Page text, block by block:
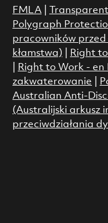
FMLA|
Polygraph
pracowników
kłamstwa)
Right
Right to Work - en
zakwaterowanie
Australian Anti-
(Australijski arkusz
przeciwdziałania